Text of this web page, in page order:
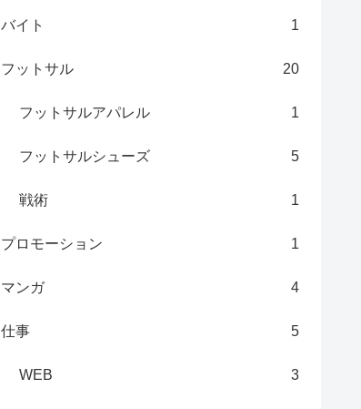
バイト 1
フットサル 20
フットサルアパレル 1
フットサルシューズ 5
戦術 1
プロモーション 1
マンガ 4
仕事 5
WEB 3